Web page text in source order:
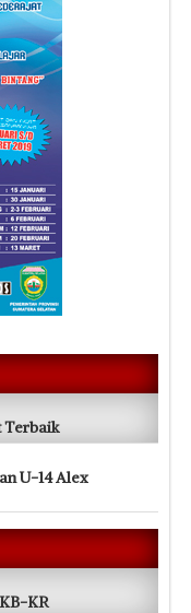
Terbaik
U-14 Alex
KR